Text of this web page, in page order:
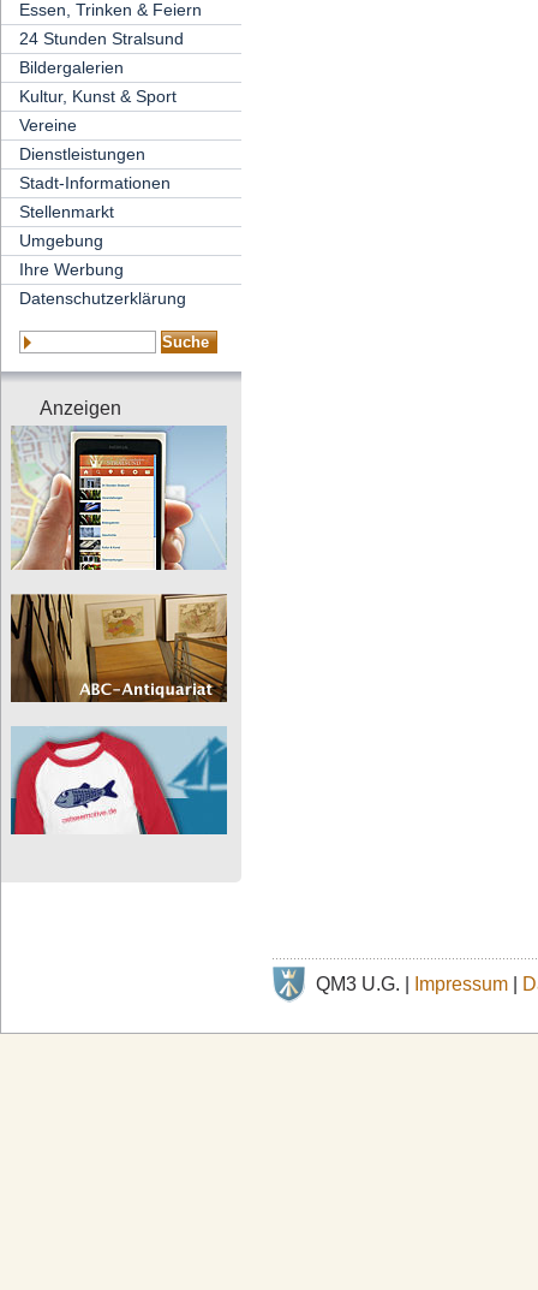
Essen, Trinken & Feiern
24 Stunden Stralsund
Bildergalerien
Kultur, Kunst & Sport
Vereine
Dienstleistungen
Stadt-Informationen
Stellenmarkt
Umgebung
Ihre Werbung
Datenschutzerklärung
Anzeigen
QM3 U.G. | Impressum